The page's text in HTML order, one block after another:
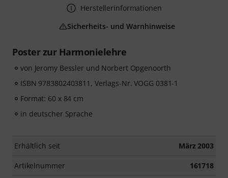
Poster zur Harmonielehre
von Jeromy Bessler und Norbert Opgenoorth
ISBN 9783802403811, Verlags-Nr. VOGG 0381-1
Format: 60 x 84 cm
in deutscher Sprache
Erhältlich seit März 2003
Artikelnummer 161718
Herstellerinformationen
Sicherheits- und Warnhinweise